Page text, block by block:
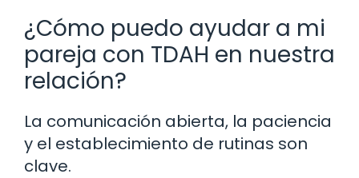
¿Cómo puedo ayudar a mi
pareja con TDAH en nuestra
relación?
La comunicación abierta, la paciencia
y el establecimiento de rutinas son
clave.